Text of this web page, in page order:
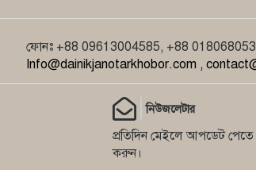
ফোনঃ +88 09613004585, +88
Info@dainikjanotarkhobor.com ,
নিউজলেটার
প্রতিদিন মেইলে আপডেট পেতে
করুন।